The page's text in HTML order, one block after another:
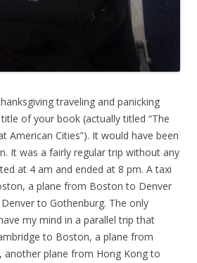
traveling and panicking
of your book (actually titled “The
American Cities”). It would have been
It was a fairly regular trip without any
at 4 am and ended at 8 pm. A taxi
a plane from Boston to Denver
to Gothenburg. The only
my mind in a parallel trip that
to Boston, a plane from
another plane from Hong Kong to